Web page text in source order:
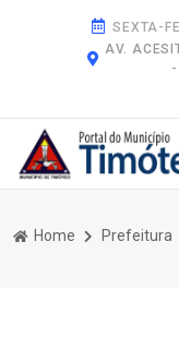
SEXTA-
AV.
Home Prefeitura